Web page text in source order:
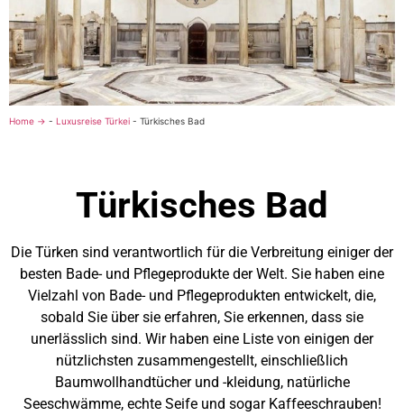
Home → - Luxusreise Türkei - Türkisches Bad
Türkisches Bad
Die Türken sind verantwortlich für die Verbreitung einiger der
besten Bade- und Pflegeprodukte der Welt. Sie haben eine
Vielzahl von Bade- und Pflegeprodukten entwickelt, die,
sobald Sie über sie erfahren, Sie erkennen, dass sie
unerlässlich sind. Wir haben eine Liste von einigen der
nützlichsten zusammengestellt, einschließlich
Baumwollhandtücher und -kleidung, natürliche
Seeschwämme, echte Seife und sogar Kaffeeschrauben!